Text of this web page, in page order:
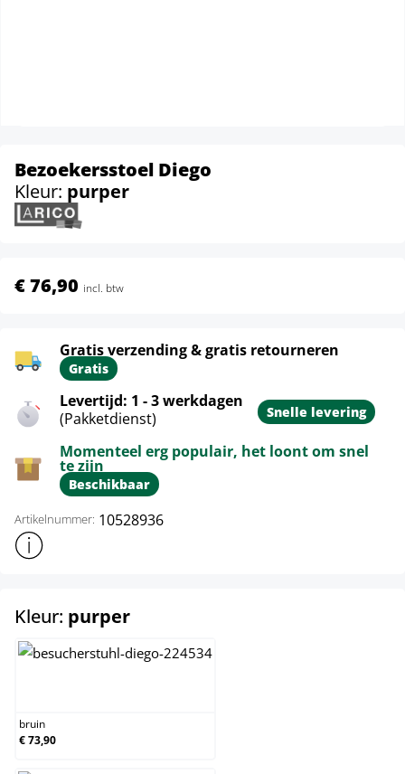
Bezoekersstoel Diego
Kleur: purper
€ 76,90 incl. btw
Gratis verzending & gratis retourneren
Gratis
Levertijd: 1 - 3 werkdagen
(Pakketdienst)
Snelle levering
Momenteel erg populair, het loont om snel
te zijn
Beschikbaar
Artikelnummer: 10528936
Toon meer productinformatie
Kleur: purperselect
bruin
€ 73,90